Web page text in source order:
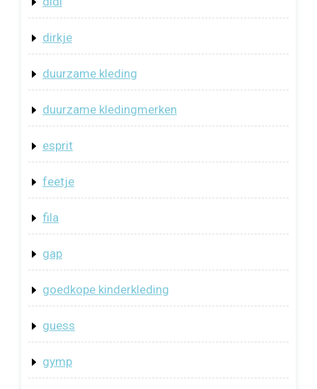
dirkje
duurzame kleding
duurzame kledingmerken
esprit
feetje
fila
gap
goedkope kinderkleding
guess
gymp